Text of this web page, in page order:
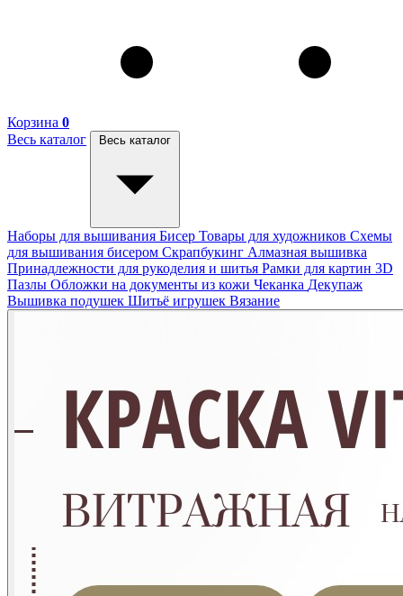
Корзина 0
Весь каталог
Весь каталог
Наборы для вышивания Бисер Товары для художников Схемы
для вышивания бисером Скрапбукинг Алмазная вышивка
Принадлежности для рукоделия и шитья Рамки для картин 3D
Пазлы Обложки на документы из кожи Чеканка Декупаж
Вышивка подушек Шитьё игрушек Вязание